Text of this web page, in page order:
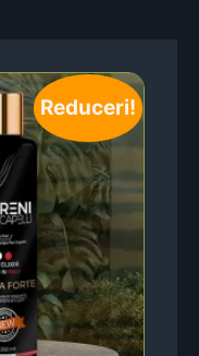
Reduceri!